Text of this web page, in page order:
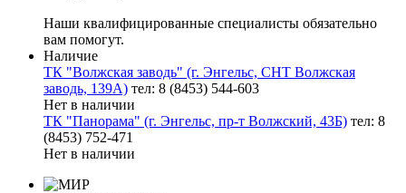
Наши квалифицированные специалисты обязательно
вам помогут.
Наличие
ТК "Волжская заводь" (г. Энгельс, СНТ Волжская
заводь, 139А) тел: 8 (8453) 544-603
Нет в наличии
ТК "Панорама" (г. Энгельс, пр-т Волжский, 43Б) тел: 8
(8453) 752-471
Нет в наличии